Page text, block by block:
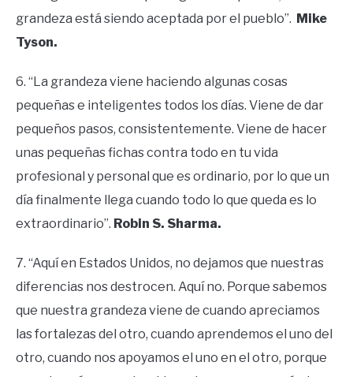
grandeza está siendo aceptada por el pueblo”. Mike
Tyson.
6. “La grandeza viene haciendo algunas cosas
pequeñas e inteligentes todos los días. Viene de dar
pequeños pasos, consistentemente. Viene de hacer
unas pequeñas fichas contra todo en tu vida
profesional y personal que es ordinario, por lo que un
día finalmente llega cuando todo lo que queda es lo
extraordinario”. Robin S. Sharma.
7. “Aquí en Estados Unidos, no dejamos que nuestras
diferencias nos destrocen. Aquí no. Porque sabemos
que nuestra grandeza viene de cuando apreciamos
las fortalezas del otro, cuando aprendemos el uno del
otro, cuando nos apoyamos el uno en el otro, porque